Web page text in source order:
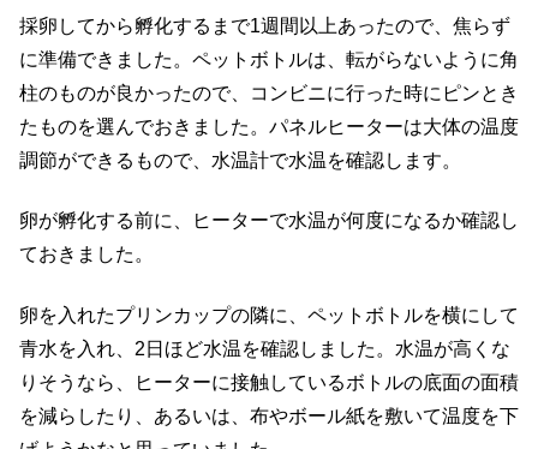
採卵してから孵化するまで1週間以上あったので、焦らず
に準備できました。ペットボトルは、転がらないように角
柱のものが良かったので、コンビニに行った時にピンとき
たものを選んでおきました。パネルヒーターは大体の温度
調節ができるもので、水温計で水温を確認します。
卵が孵化する前に、ヒーターで水温が何度になるか確認し
ておきました。
卵を入れたプリンカップの隣に、ペットボトルを横にして
青水を入れ、2日ほど水温を確認しました。水温が高くな
りそうなら、ヒーターに接触しているボトルの底面の面積
を減らしたり、あるいは、布やボール紙を敷いて温度を下